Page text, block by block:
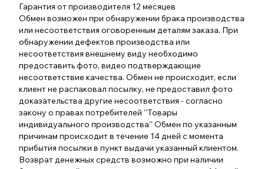
Гарантия от производителя 12 месяцев
Обмен возможен при обнаружении брака производства
или несоответствия оговоренным деталям заказа. При
обнаружении дефектов производства или
несоответствия внешнему виду необходимо
предоставить фото, видео подтверждающие
несоответствие качества. Обмен не происходит, если
клиент не распаковал посылку, не предоставил фото
доказательства другие несоответствия - согласно
закону о правах потребителей ''Товары
индивидуального производства'' Обмен по указанным
причинам происходит в течение 14 дней с момента
прибытия посылки в пункт выдачи указанный клиентом.
Возврат денежных средств возможно при наличии